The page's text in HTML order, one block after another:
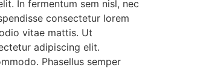
In fermentum sem nisl, nec
consectetur lorem
vitae mattis. Ut
adipiscing elit.
Phasellus semper